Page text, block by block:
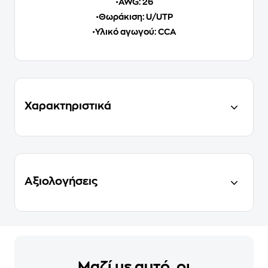
•AWG: 26
•Θωράκιση: U/UTP
•Υλικό αγωγού: CCA
Χαρακτηριστικά
Αξιολογήσεις